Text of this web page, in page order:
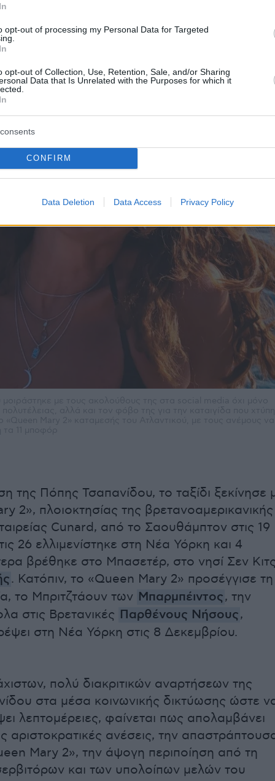
opt-out of processing my Personal Data for Targeted
opt-out of Collection, Use, Retention, Sale, and/or Sharing
Data that Is Unrelated with the Purposes for which it
CONFIRM
Data Deletion Data Access Privacy Policy
της Πόπης Τσαπανίδου, το ταξίδι ξεκίνησε
2», πλοιοκτησίας της βρετανοαμερικανικής
Cunard, από το Σαουθάμπτον στις 19
26 ελλιμενίστηκε στη Νέα Υόρκη και 4
βρέθηκε στο Μπασετέρ, στο νησί Σεν Κιτς
. Κατόπιν, το «Queen Mary 2» προσέγγισε τη
το Μπριτζτάουν των Μπαρμπέιντος, την
στις Βρετανικές Παρθένους Νήσους,
στη Νέα Υόρκη στις 8 Δεκεμβρίου.
πολύ διακριτικών αναρτήσεων της
στα μέσα κοινωνικής δικτύωσης ώστε
λεπτομέρειες, φαίνεται πως απολαμβάνει
αριστοκρατικές ανέσεις, την
Mary 2», την άψογη περιποίηση από τη
και των υπολοίπων μελών του